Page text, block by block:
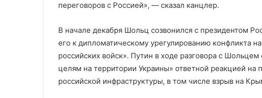
переговоров с Россией», — сказал канцлер.
В начале декабря Шольц созвонился с президентом
его к дипломатическому урегулированию конфликта
российских войск». Путин в ходе разговора с
целям на территории Украины» ответной реакцией на
российской инфраструктуры, в том числе взрыв на